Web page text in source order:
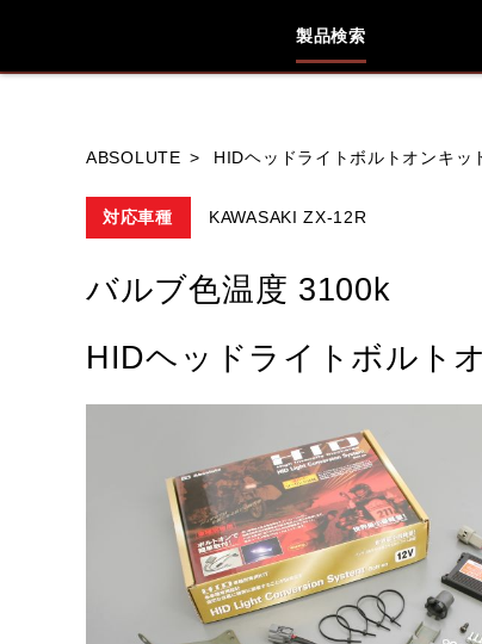
製品検索
ABSOLUTE HIDヘッドライトボルトオンキ
対応車種 KAWASAKI ZX-12R
バルブ色温度 3100k
HIDヘッドライトボルト